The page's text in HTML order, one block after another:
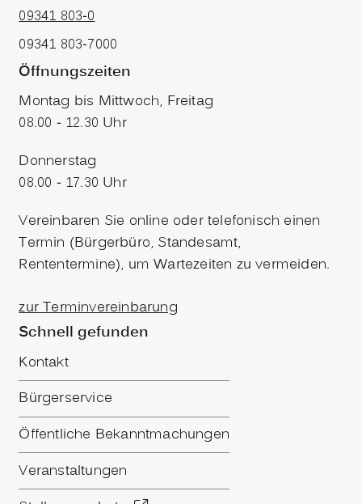
09341 803-0
09341 803-7000
Öffnungszeiten
Montag bis Mittwoch, Freitag
08.00 - 12.30 Uhr
Donnerstag
08.00 - 17.30 Uhr
Vereinbaren Sie online oder telefonisch einen
Termin (Bürgerbüro, Standesamt,
Rententermine), um Wartezeiten zu vermeiden.
zur Terminvereinbarung
Schnell gefunden
Kontakt
Bürgerservice
Öffentliche Bekanntmachungen
Veranstaltungen